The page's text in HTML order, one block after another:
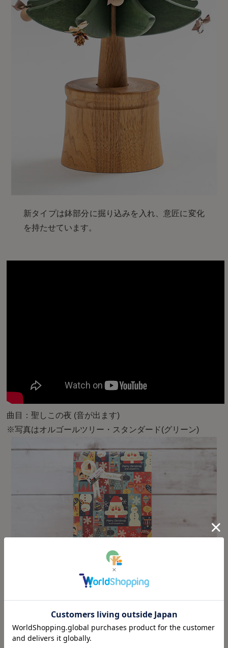
新タイプは鉢部分に掘り込みを入れ、意匠に変化
を持たせています。
曲目：聖しこの夜 (音が出ます)
※写真はオルゴールツリー・スタンダード(グリーン)
※クリスマスラッピング例
有料ラッピングの場合も大型商品の為、KURAB
OKKOオリジナルリボンはつきません。簡易リボ